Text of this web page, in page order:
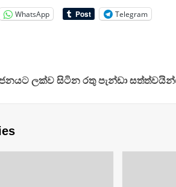
WhatsApp Telegram
ලක්ව සිටින රතු පැන්ඩා